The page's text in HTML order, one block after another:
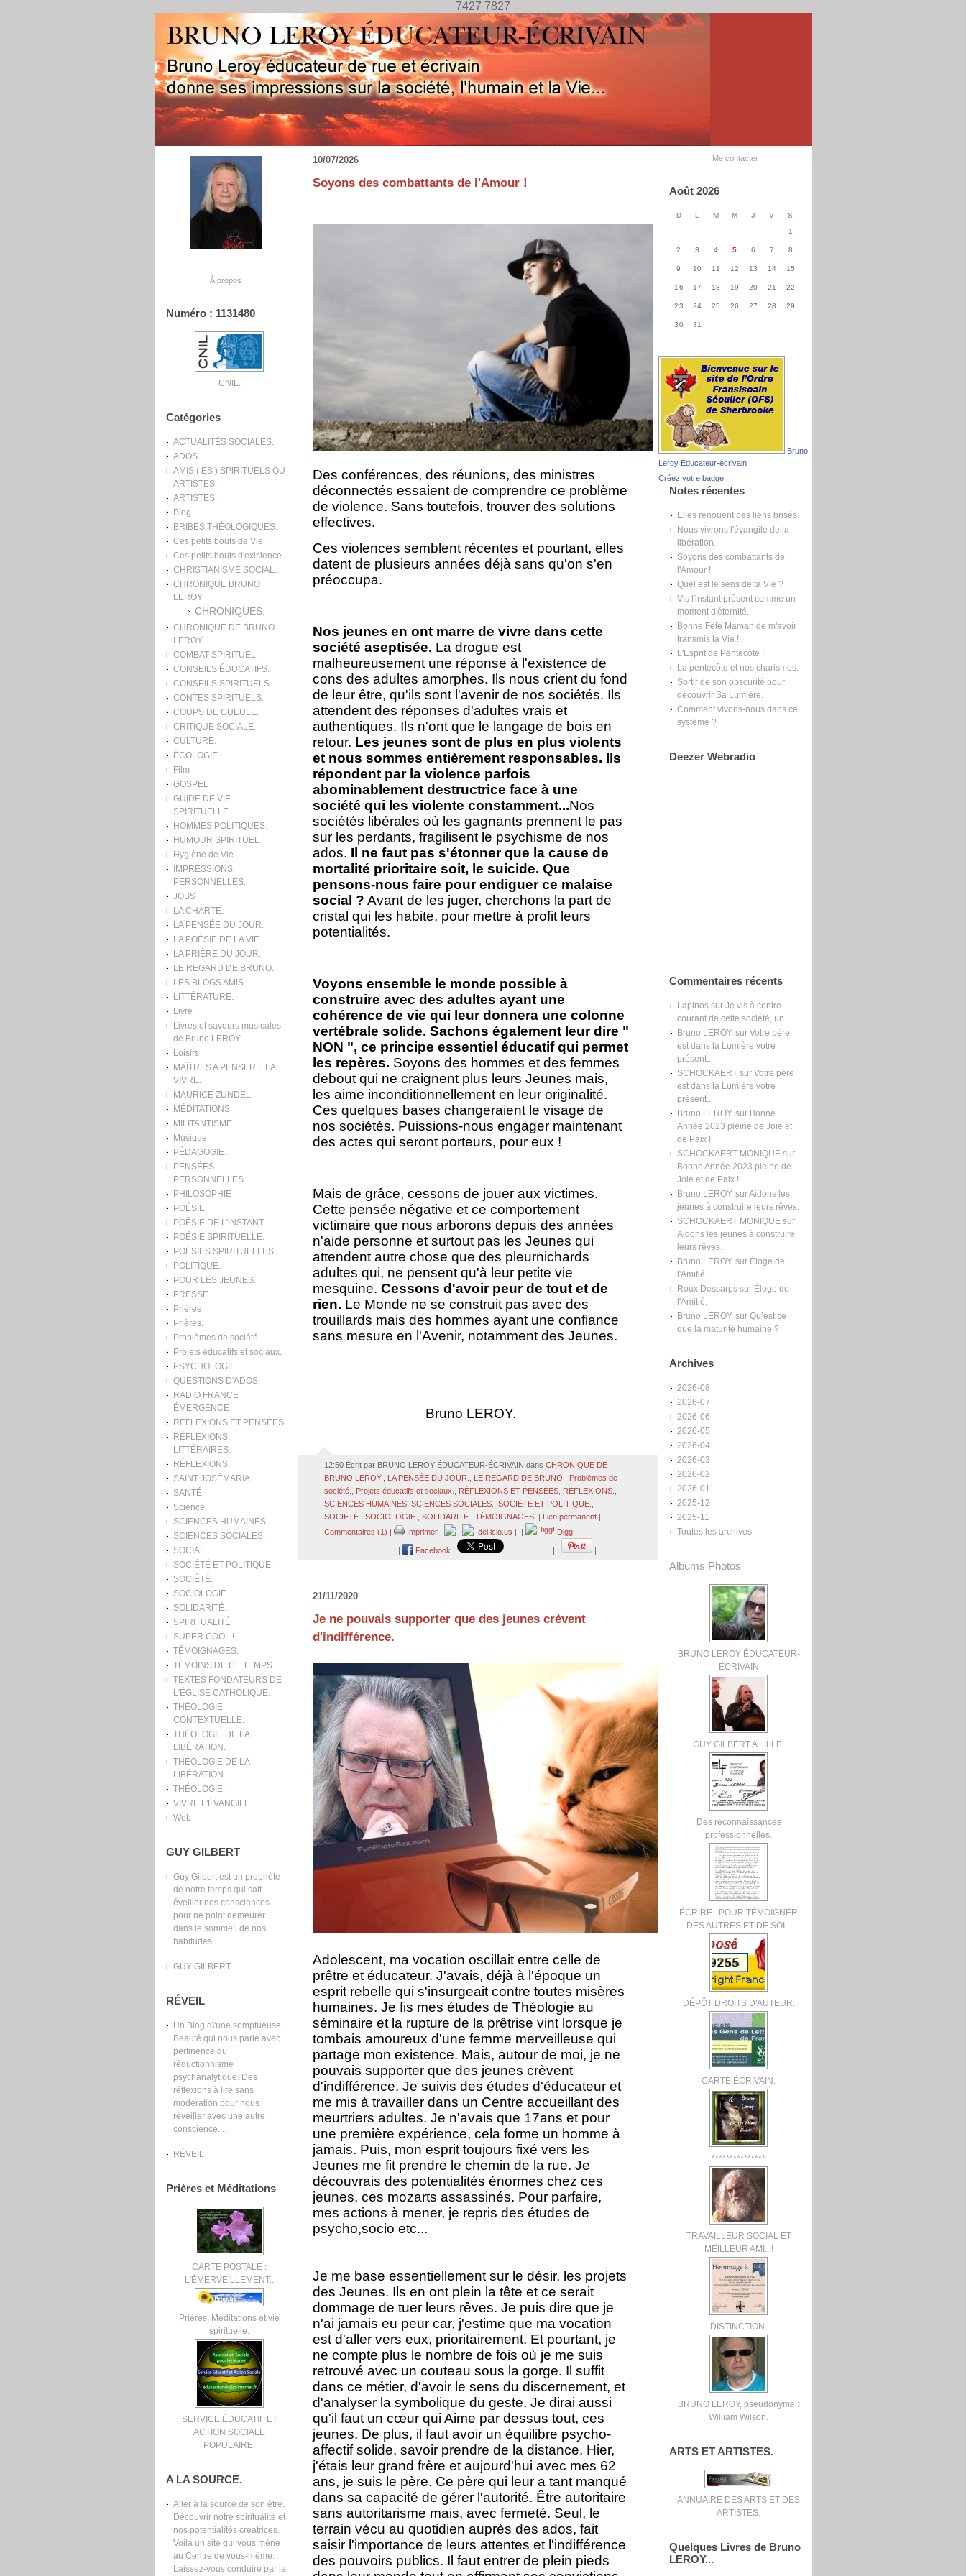
7427 7827
À propos
Numéro : 1131480
CNIL.
Catégories
ACTUALITÉS SOCIALES.
ADOS
AMIS ( ES ) SPIRITUELS OU
ARTISTES.
ARTISTES.
Blog
BRIBES THÉOLOGIQUES.
Ces petits bouts de Vie.
Ces petits bouts d'existence.
CHRISTIANISME SOCIAL.
CHRONIQUE BRUNO
LEROY
CHRONIQUES.
CHRONIQUE DE BRUNO
LEROY.
COMBAT SPIRITUEL.
CONSEILS ÉDUCATIFS.
CONSEILS SPIRITUELS.
CONTES SPIRITUELS.
COUPS DE GUEULE.
CRITIQUE SOCIALE.
CULTURE.
ÉCOLOGIE.
Film
GOSPEL
GUIDE DE VIE
SPIRITUELLE.
HOMMES POLITIQUES.
HUMOUR SPIRITUEL
Hygiène de Vie.
IMPRESSIONS
PERSONNELLES.
JOBS
LA CHARTE.
LA PENSÉE DU JOUR.
LA POÉSIE DE LA VIE
LA PRIÈRE DU JOUR.
LE REGARD DE BRUNO.
LES BLOGS AMIS.
LITTÉRATURE.
Livre
Livres et saveurs musicales
de Bruno LEROY.
Loisirs
MAÎTRES A PENSER ET A
VIVRE.
MAURICE ZUNDEL.
MÉDITATIONS.
MILITANTISME.
Musique
PÉDAGOGIE.
PENSÉES
PERSONNELLES
PHILOSOPHIE
POÉSIE
POÉSIE DE L'INSTANT.
POÉSIE SPIRITUELLE.
POÉSIES SPIRITUELLES.
POLITIQUE.
POUR LES JEUNES.
PRESSE.
Prières
Prières.
Problèmes de société.
Projets éducatifs et sociaux.
PSYCHOLOGIE.
QUESTIONS D'ADOS.
RADIO FRANCE
ÉMERGENCE
RÉFLEXIONS ET PENSÉES
RÉFLEXIONS
LITTÉRAIRES.
RÉFLEXIONS.
SAINT JOSÉMARIA.
SANTÉ.
Science
SCIENCES HUMAINES
SCIENCES SOCIALES.
SOCIAL.
SOCIÉTÉ ET POLITIQUE.
SOCIÉTÉ.
SOCIOLOGIE.
SOLIDARITÉ.
SPIRITUALITÉ
SUPER COOL !
TÉMOIGNAGES.
TÉMOINS DE CE TEMPS.
TEXTES FONDATEURS DE
L'ÉGLISE CATHOLIQUE.
THÉOLOGIE
CONTEXTUELLE.
THÉOLOGIE DE LA
LIBÉRATION.
THÉOLOGIE DE LA
LIBÉRATION.
THÉOLOGIE.
VIVRE L'ÉVANGILE.
Web
GUY GILBERT
Guy Gilbert est un prophète
de notre temps qui sait
éveiller nos consciences
pour ne point demeurer
dans le sommeil de nos
habitudes.
GUY GILBERT
RÉVEIL
Un Blog d\'une somptueuse
Beauté qui nous parle avec
pertinence du
réductionnisme
psychanalytique. Des
réflexions à lire sans
modération pour nous
réveiller avec une autre
conscience....
RÉVEIL
Prières et Méditations
CARTE POSTALE :
L'ÉMERVEILLEMENT..
Prières, Méditations et vie
spirituelle.
SERVICE ÉDUCATIF ET
ACTION SOCIALE
POPULAIRE.
A LA SOURCE.
Aller à la source de son être.
Découvrir notre spiritualité et
nos potentialités créatrices.
Voilà un site qui vous mène
au Centre de vous-même.
Laissez-vous conduire par la
Me contacter
Août 2026
D L M M J V
S
1
2 3 4 5 6 7 8
9 10 11 12 13 14 15
16 17 18 19 20 21 22
23 24 25 26 27 28 29
30 31
Bruno
Leroy Éducateur-écrivain
Créez votre badge
Notes récentes
Elles renouent des liens brisés.
Nous vivrons l'évangile de la
libération.
Soyons des combattants de
l'Amour !
Quel est le sens de ta Vie ?
Vis l'instant présent comme un
moment d'éternité.
Bonne Fête Maman de m'avoir
transmis la Vie !
L'Esprit de Pentecôte !
La pentecôte et nos charismes.
Sortir de son obscurité pour
découvrir Sa Lumière.
Comment vivons-nous dans ce
système ?
Deezer Webradio
Commentaires récents
Lapinossur Je vis à contre-
courant de cette société, un...
Bruno LEROY.sur Votre père
est dans la Lumière votre
présent...
SCHOCKAERTsur Votre père
est dans la Lumière votre
présent...
Bruno LEROY.sur Bonne
Année 2023 pleine de Joie et
de Paix !
SCHOCKAERT MONIQUEsur
Bonne Année 2023 pleine de
Joie et de Paix !
Bruno LEROY.surAidons les
jeunes à construire leurs rêves.
SCHOCKAERT MONIQUEsur
Aidons les jeunes à construire
leurs rêves.
Bruno LEROY.sur Éloge de
l'Amitié.
Roux Dessarpssur Éloge de
l'Amitié.
Bruno LEROY.sur Qu’est ce
que la maturité humaine ?
Archives
2026-08
2026-07
2026-06
2026-05
2026-04
2026-03
2026-02
2026-01
2025-12
2025-11
Toutes les archives
Albums Photos
BRUNO LEROY ÉDUCATEUR-
ÉCRIVAIN
GUY GILBERT A LILLE.
Des reconnaissances
professionnelles.
ÉCRIRE...POUR TÉMOIGNER
DES AUTRES ET DE SOI...
DÉPÔT DROITS D'AUTEUR.
CARTE ÉCRIVAIN.
***************
TRAVAILLEUR SOCIAL ET
MEILLEUR AMI...!
DISTINCTION.
BRUNO LEROY, pseudonyme :
William Wilson.
ARTS ET ARTISTES.
ANNUAIRE DES ARTS ET DES
ARTISTES.
Quelques Livres de Bruno
LEROY...
10/07/2026
Soyons des combattants de l'Amour !
Des conférences, des réunions, des ministres
déconnectés essaient de comprendre ce problème
de violence. Sans toutefois, trouver des solutions
effectives.
Ces violences semblent récentes et pourtant, elles
datent de plusieurs années déjà sans qu'on s'en
préoccupa.
Nos jeunes en ont marre de vivre dans cette
société aseptisée. La drogue est
malheureusement une réponse à l'existence de
cons des adultes amorphes. Ils nous crient du fond
de leur être, qu'ils sont l'avenir de nos sociétés. Ils
attendent des réponses d'adultes vrais et
authentiques. Ils n'ont que le langage de bois en
retour. Les jeunes sont de plus en plus violents
et nous sommes entièrement responsables. Ils
répondent par la violence parfois
abominablement destructrice face à une
société qui les violente constamment...Nos
sociétés libérales où les gagnants prennent le pas
sur les perdants, fragilisent le psychisme de nos
ados. Il ne faut pas s'étonner que la cause de
mortalité prioritaire soit, le suicide. Que
pensons-nous faire pour endiguer ce malaise
social ? Avant de les juger, cherchons la part de
cristal qui les habite, pour mettre à profit leurs
potentialités.
Voyons ensemble le monde possible à
construire avec des adultes ayant une
cohérence de vie qui leur donnera une colonne
vertébrale solide. Sachons également leur dire "
NON ", ce principe essentiel éducatif qui permet
les repères. Soyons des hommes et des femmes
debout qui ne craignent plus leurs Jeunes mais,
les aime inconditionnellement en leur originalité.
Ces quelques bases changeraient le visage de
nos sociétés. Puissions-nous engager maintenant
des actes qui seront porteurs, pour eux !
Mais de grâce, cessons de jouer aux victimes.
Cette pensée négative et ce comportement
victimaire que nous arborons depuis des années
n'aide personne et surtout pas les Jeunes qui
attendent autre chose que des pleurnichards
adultes qui, ne pensent qu'à leur petite vie
mesquine. Cessons d'avoir peur de tout et de
rien. Le Monde ne se construit pas avec des
trouillards mais des hommes ayant une confiance
sans mesure en l'Avenir, notamment des Jeunes.
Bruno LEROY.
12:50 Écrit par BRUNO LEROY ÉDUCATEUR-ÉCRIVAIN dans CHRONIQUE DE
BRUNO LEROY.
LA PENSÉE DU JOUR. LE REGARD DE BRUNO.
Problèmes de
société.
Projets éducatifs et sociaux. RÉFLEXIONS ET PENSÉES, RÉFLEXIONS.
SCIENCES HUMAINES, SCIENCES SOCIALES. SOCIÉTÉ ET POLITIQUE.
SOCIÉTÉ.
SOCIOLOGIE. SOLIDARITÉ. TÉMOIGNAGES. | Lien permanent|
Commentaires (1) | Imprimer| | del.icio.us | | Digg|
| Facebook | | | |
21/11/2020
Je ne pouvais supporter que des jeunes crèvent
d'indifférence.
Adolescent, ma vocation oscillait entre celle de
prêtre et éducateur. J'avais, déjà à l'époque un
esprit rebelle qui s'insurgeait contre toutes misères
humaines. Je fis mes études de Théologie au
séminaire et la rupture de la prêtrise vint lorsque je
tombais amoureux d'une femme merveilleuse qui
partage mon existence. Mais, autour de moi, je ne
pouvais supporter que des jeunes crèvent
d'indifférence. Je suivis des études d'éducateur et
me mis à travailler dans un Centre accueillant des
meurtriers adultes. Je n'avais que 17ans et pour
une première expérience, cela forme un homme à
jamais. Puis, mon esprit toujours fixé vers les
Jeunes me fit prendre le chemin de la rue. Je
découvrais des potentialités énormes chez ces
jeunes, ces mozarts assassinés. Pour parfaire,
mes actions à mener, je repris des études de
psycho,socio etc...
Je me base essentiellement sur le désir, les projets
des Jeunes. Ils en ont plein la tête et ce serait
dommage de tuer leurs rêves. Je puis dire que je
n'ai jamais eu peur car, j'estime que ma vocation
est d'aller vers eux, prioritairement. Et pourtant, je
ne compte plus le nombre de fois où je me suis
retrouvé avec un couteau sous la gorge. Il suffit
dans ce métier, d'avoir le sens du discernement, et
d'analyser la symbolique du geste. Je dirai aussi
qu'il faut un cœur qui Aime par dessus tout, ces
jeunes. De plus, il faut avoir un équilibre psycho-
affectif solide, savoir prendre de la distance. Hier,
j'étais leur grand frère et aujourd'hui avec mes 62
ans, je suis le père. Ce père qui leur a tant manqué
dans sa capacité de gérer l'autorité. Être autoritaire
sans autoritarisme mais, avec fermeté. Seul, le
terrain vécu au quotidien auprès des ados, fait
saisir l'importance de leurs attentes et l'indifférence
des pouvoirs publics. Il faut entrer de plein pieds